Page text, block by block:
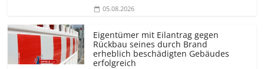
05.08.2026
Eigentümer mit Eilantrag gegen
Rückbau seines durch Brand
erheblich beschädigten Gebäudes
erfolgreich